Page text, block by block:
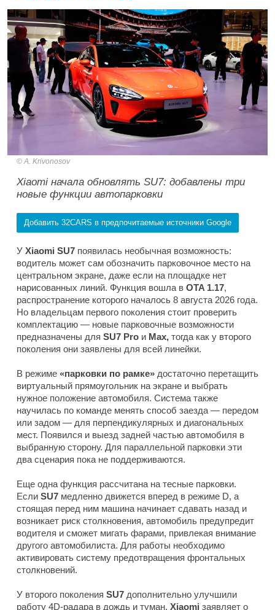
A. Krivonosov
Xiaomi начала обновлять SU7: добавлены три
новые функции автопарковки
Добавить 32CARS в предпочитаемые источники Google
У Xiaomi SU7 появилась необычная возможность:
водитель может сам обозначить парковочное место на
центральном экране, даже если на площадке нет
нарисованных линий. Функция вошла в OTA 1.17,
распространение которого началось 8 августа 2026 года.
Но владельцам первого поколения стоит проверить
комплектацию — новые парковочные возможности
предназначены для SU7 Pro и Max, тогда как у второго
поколения они заявлены для всей линейки.
В режиме «парковки по рамке» достаточно перетащить
виртуальный прямоугольник на экране и выбрать
нужное положение автомобиля. Система также
научилась по команде менять способ заезда — передом
или задом — для перпендикулярных и диагональных
мест. Появился и выезд задней частью автомобиля в
выбранную сторону. Для параллельной парковки эти
два сценария пока не поддерживаются.
Еще одна функция рассчитана на тесные парковки.
Если SU7 медленно движется вперед в режиме D, а
стоящая перед ним машина начинает сдавать назад и
возникает риск столкновения, автомобиль предупредит
водителя и сможет мигать фарами, привлекая внимание
другого автомобилиста. Для работы необходимо
активировать систему предотвращения фронтальных
столкновений.
У второго поколения SU7 дополнительно улучшили
работу 4D-радара в дождь и туман. Xiaomi заявляет о